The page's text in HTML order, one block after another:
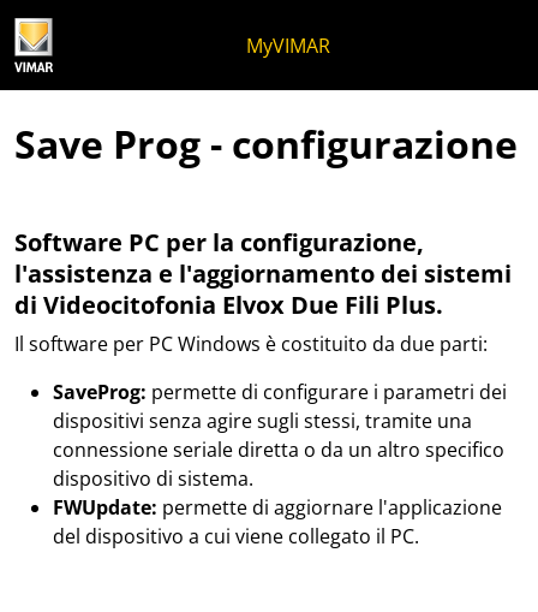
MyVIMAR
Save Prog - configurazione
Software PC per la configurazione,
l'assistenza e l'aggiornamento dei sistemi
di Videocitofonia Elvox Due Fili Plus.
Il software per PC Windows è costituito da due parti:
SaveProg: permette di configurare i parametri dei
dispositivi senza agire sugli stessi, tramite una
connessione seriale diretta o da un altro specifico
dispositivo di sistema.
FWUpdate: permette di aggiornare l'applicazione
del dispositivo a cui viene collegato il PC.